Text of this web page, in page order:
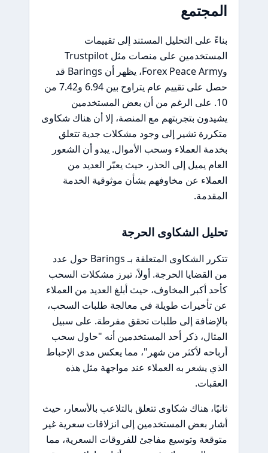
المجتمع
بناءً على التحليل المستند إلى تقييمات
المستخدمين على منصات مثل Trustpilot
وForex Peace Army، يظهر أن Barings قد
حصل على تقييم عام يتراوح بين 6.94 و7.42 من
10. على الرغم من أن بعض المستخدمين
يشيدون بتجربتهم مع المنصة، إلا أن هناك شكاوى
متكررة تشير إلى وجود مشكلات جدية تتعلق
بخدمة العملاء وسحب الأموال. يبدو أن الشعور
العام يميل إلى الحذر، حيث يعبّر العديد من
العملاء عن مخاوفهم بشأن موثوقية الخدمة
المقدمة.
تحليل الشكاوى الحرجة
تتكرر الشكاوى المتعلقة بـ Barings حول عدد
من القضايا الحرجة. أولاً، تبرز مشكلات السحب
كأحد أكبر المخاوف، حيث أبلغ العديد من العملاء
عن تأخيرات طويلة في معالجة طلبات السحب،
بالإضافة إلى طلبات تحقق مفرطة. على سبيل
المثال، ذكر أحد المستخدمين أنه "حاول سحب
أرباحه لأكثر من شهر"، مما يعكس مدى الإحباط
الذي يشعر به العملاء عند مواجهة مثل هذه
العقبات.
ثانيًا، هناك شكاوى تتعلق بالتلاعب بالأسعار، حيث
أشار بعض المستخدمين إلى انزلاقات سعرية غير
متوقعة وتوسيع مفاجئ للفروقات السعرية، مما